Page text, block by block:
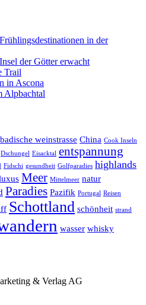
in der
der Götter erwacht
Trail
in Ascona
Alpbachtal
badische weinstrasse China Cook Inseln
Dschungel Eisacktal entspannung
Fidschi gesundheit Golfparadies highlands
Meer Mittelmeer natur
Paradies Pazifik Portugal Reisen
Schottland schönheit strand
wasser whisky
& Verlag AG